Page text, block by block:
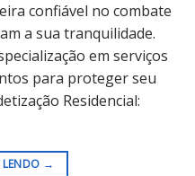
confiável no combate
a sua tranquilidade.
em serviços
para proteger seu
Residencial:
→